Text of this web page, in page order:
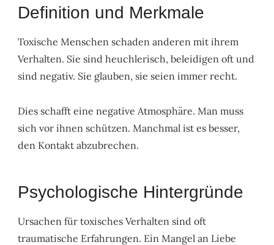
Definition und Merkmale
Toxische Menschen schaden anderen mit ihrem
Verhalten. Sie sind heuchlerisch, beleidigen oft und
sind negativ. Sie glauben, sie seien immer recht.
Dies schafft eine negative Atmosphäre. Man muss
sich vor ihnen schützen. Manchmal ist es besser,
den Kontakt abzubrechen.
Psychologische Hintergründe
Ursachen für toxisches Verhalten sind oft
traumatische Erfahrungen. Ein Mangel an Liebe